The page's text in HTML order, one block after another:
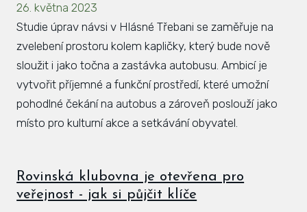
26. května 2023
Studie úprav návsi v Hlásné Třebani se zaměřuje na
zvelebení prostoru kolem kapličky, který bude nově
sloužit i jako točna a zastávka autobusu. Ambicí je
vytvořit příjemné a funkční prostředí, které umožní
pohodlné čekání na autobus a zároveň poslouží jako
místo pro kulturní akce a setkávání obyvatel.
Rovinská klubovna je otevřena pro
veřejnost - jak si půjčit klíče